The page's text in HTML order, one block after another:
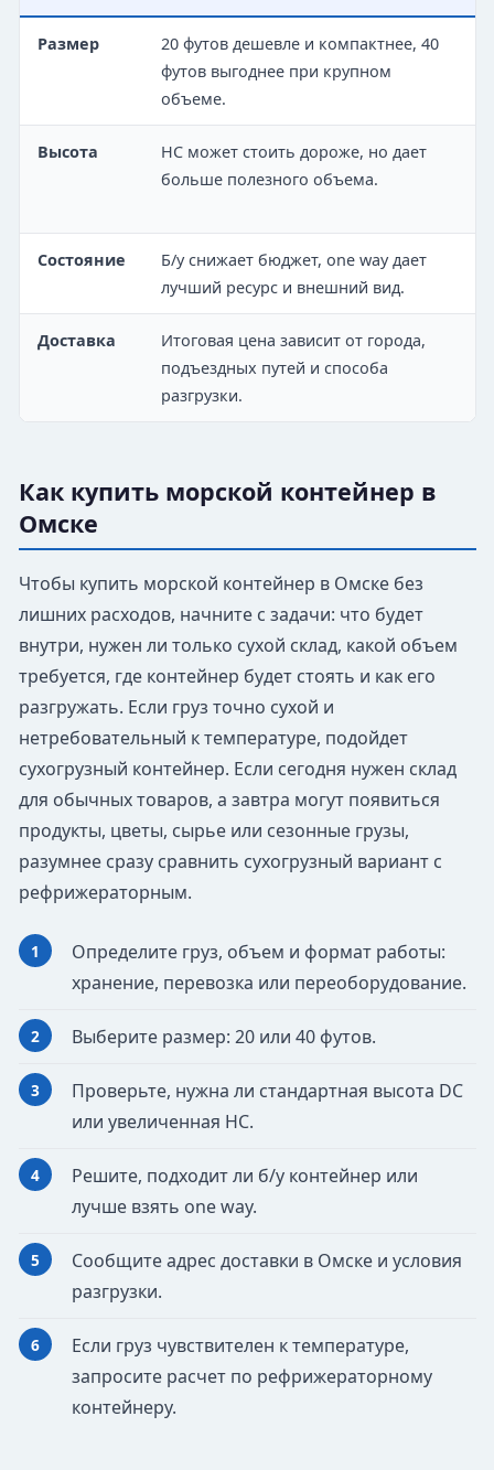
Размер
20 футов дешевле и компактнее, 40
футов выгоднее при крупном
объеме.
Высота
HC может стоить дороже, но дает
больше полезного объема.
Состояние
Б/у снижает бюджет, one way дает
лучший ресурс и внешний вид.
Доставка
Итоговая цена зависит от города,
подъездных путей и способа
разгрузки.
Как купить морской контейнер в
Омске
Чтобы купить морской контейнер в Омске без
лишних расходов, начните с задачи: что будет
внутри, нужен ли только сухой склад, какой объем
требуется, где контейнер будет стоять и как его
разгружать. Если груз точно сухой и
нетребовательный к температуре, подойдет
сухогрузный контейнер. Если сегодня нужен склад
для обычных товаров, а завтра могут появиться
продукты, цветы, сырье или сезонные грузы,
разумнее сразу сравнить сухогрузный вариант с
рефрижераторным.
Определите груз, объем и формат работы:
хранение, перевозка или переоборудование.
Выберите размер: 20 или 40 футов.
Проверьте, нужна ли стандартная высота DC
или увеличенная HC.
Решите, подходит ли б/у контейнер или
лучше взять one way.
Сообщите адрес доставки в Омске и условия
разгрузки.
Если груз чувствителен к температуре,
запросите расчет по рефрижераторному
контейнеру.